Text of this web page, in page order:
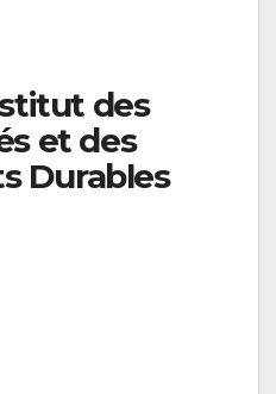
des
et des
Durables